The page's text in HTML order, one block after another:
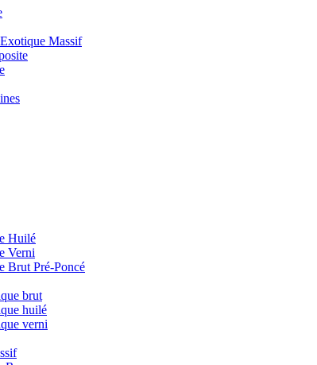
Massif
Huilé
Verni
Brut Pré-Poncé
brut
huilé
verni